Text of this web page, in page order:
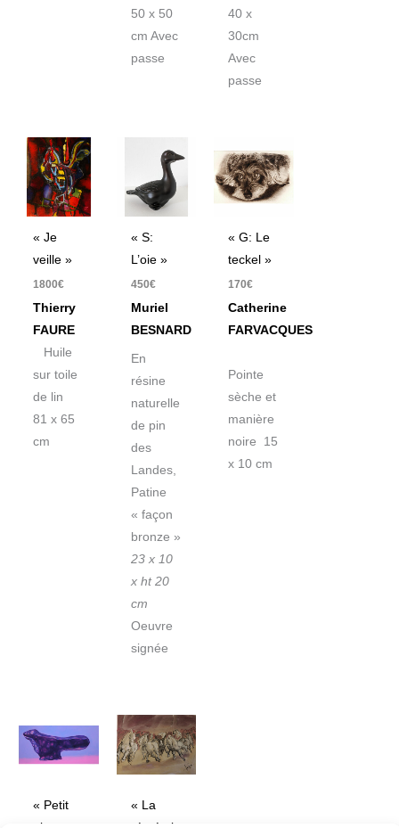
50 x 50
cm Avec
passe
40 x
30cm
Avec
passe
« Je
veille »
1800€
Thierry
FAURE
Huile
sur toile
de lin
81 x 65
cm
« S:
L’oie »
450€
Muriel
BESNARD
En
résine
naturelle
de pin
des
Landes,
Patine
« façon
bronze »
23 x 10
x ht 20
cm
Oeuvre
signée
« G: Le
teckel »
170€
Catherine
FARVACQUES
Pointe
sèche et
manière
noire 15
x 10 cm
« Petit
« La